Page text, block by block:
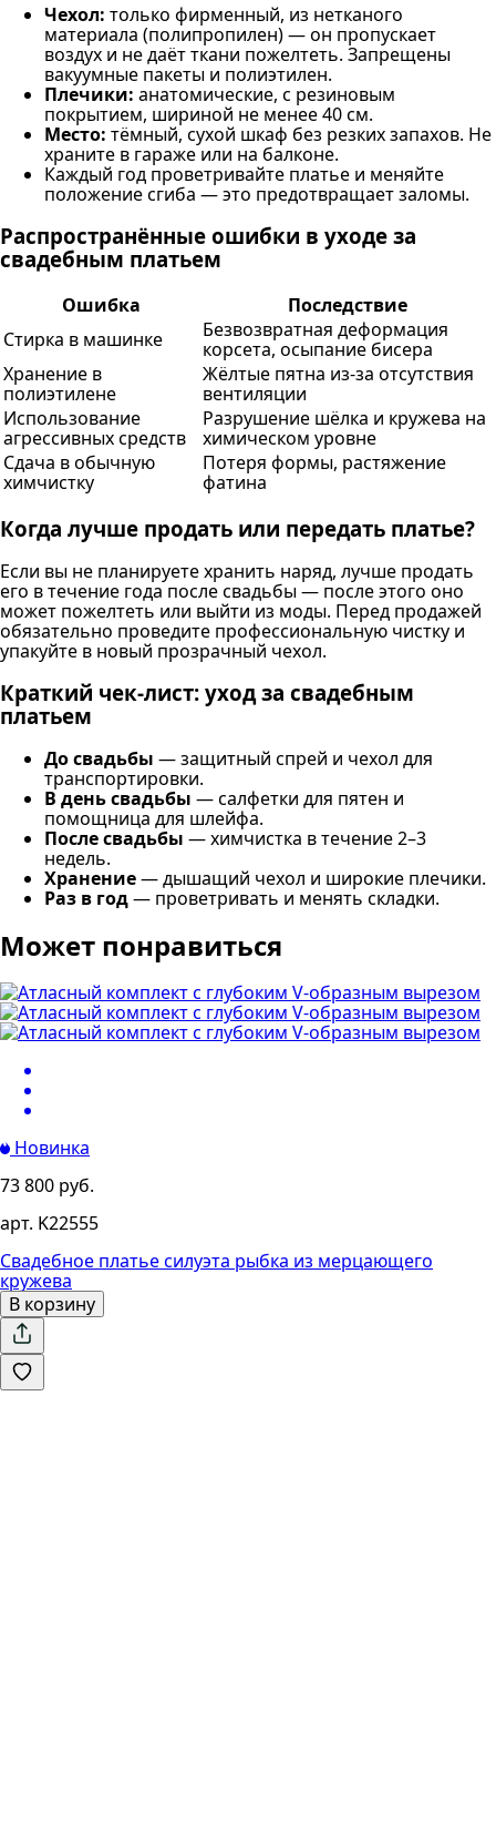
Чехол: только фирменный, из нетканого
материала (полипропилен) — он пропускает
воздух и не даёт ткани пожелтеть. Запрещены
вакуумные пакеты и полиэтилен.
Плечики: анатомические, с резиновым
покрытием, шириной не менее 40 см.
Место: тёмный, сухой шкаф без резких запахов. Не
храните в гараже или на балконе.
Каждый год проветривайте платье и меняйте
положение сгиба — это предотвращает заломы.
Распространённые ошибки в уходе за
свадебным платьем
Ошибка
Последствие
Стирка в машинке
Безвозвратная деформация
корсета, осыпание бисера
Хранение в
полиэтилене
Жёлтые пятна из-за отсутствия
вентиляции
Использование
агрессивных средств
Разрушение шёлка и кружева на
химическом уровне
Сдача в обычную
химчистку
Потеря формы, растяжение
фатина
Когда лучше продать или передать платье?
Если вы не планируете хранить наряд, лучше продать
его в течение года после свадьбы — после этого оно
может пожелтеть или выйти из моды. Перед продажей
обязательно проведите профессиональную чистку и
упакуйте в новый прозрачный чехол.
Краткий чек-лист: уход за свадебным
платьем
До свадьбы — защитный спрей и чехол для
транспортировки.
В день свадьбы — салфетки для пятен и
помощница для шлейфа.
После свадьбы — химчистка в течение 2–3
недель.
Хранение— дышащий чехол и широкие плечики.
Раз в год— проветривать и менять складки.
Может понравиться
Новинка
73 800 руб.
арт. K22555
Свадебное платье силуэта рыбка из мерцающего
кружева
В корзину